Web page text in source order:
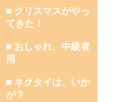
■ クリスマスがやっ
てきた！
■ おしゃれ、中級者
用
■ ネクタイは、いか
が？